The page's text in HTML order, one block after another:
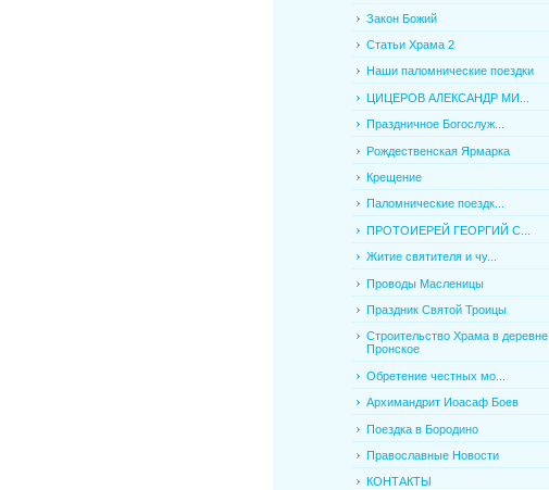
Закон Божий
Статьи Храма 2
Наши паломнические поездки
ЦИЦЕРОВ АЛЕКСАНДР МИ...
Праздничное Богослуж...
Рождественская Ярмарка
Крещение
Паломнические поездк...
ПРОТОИЕРЕЙ ГЕОРГИЙ С...
Житие святителя и чу...
Проводы Масленицы
Праздник Святой Троицы
Строительство Храма в деревне
Пронское
Обретение честных мо...
Архимандрит Иоасаф Боев
Поездка в Бородино
Православные Новости
КОНТАКТЫ